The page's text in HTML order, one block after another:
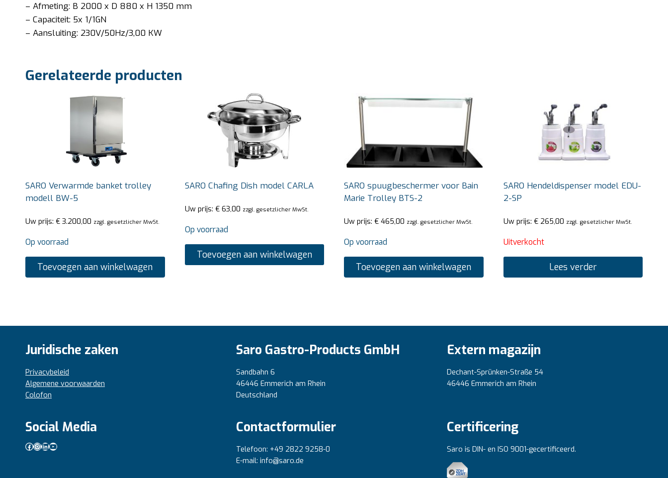
– Afmeting: B 2000 x D 880 x H 1350 mm
– Capaciteit: 5x 1/1GN
– Aansluiting: 230V/50Hz/3,00 KW
Gerelateerde producten
SARO Verwarmde banket trolley
modell BW-5
Uw prijs: € 3.200,00 zzgl. gesetzlicher MwSt.
Op voorraad
Toevoegen aan winkelwagen
SARO Chafing Dish model CARLA
Uw prijs: €63,00 zzgl. gesetzlicher MwSt.
Op voorraad
Toevoegen aan winkelwagen
SARO spuugbeschermer voor Bain
Marie Trolley BTS-2
Uw prijs: € 465,00 zzgl. gesetzlicher MwSt.
Op voorraad
Toevoegen aan winkelwagen
SARO Hendeldispenser model EDU-
2-SP
Uw prijs: €265,00 zzgl. gesetzlicher MwSt.
Uitverkocht
Lees verder
Juridische zaken
Privacybeleid
Algemene voorwaarden
Colofon
Saro Gastro-Products GmbH
Sandbahn 6
46446 Emmerich am Rhein
Deutschland
Extern magazijn
Dechant-Sprünken-Straße 54
46446 Emmerich am Rhein
Social Media
Facebook
Instagram
LinkedIn
YouTube
Contactformulier
Telefoon: +49 2822 9258-0
E-mail: info@saro.de
Certificering
Saro is DIN- en ISO 9001-gecertificeerd.